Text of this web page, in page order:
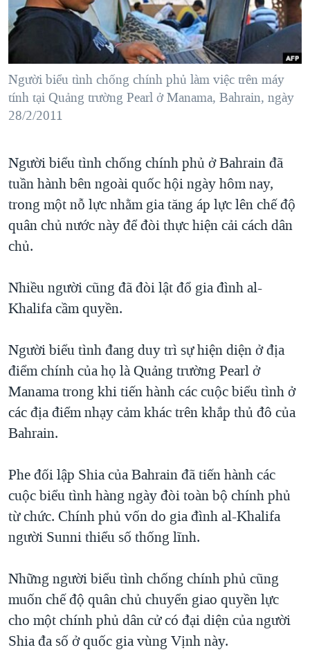
"Tìm"NGƯỜI VIỆT HẢI NGOẠI
KINH TẾ
SỨC KHOẺ
THỂ THAO
GIÁO DỤC
TẠI
HÀNH TRÌNH BẦU CỬ 2024
MỘT NĂM CHIẾN TRANH TẠI DẢI GAZA
GIẢI MÃ VÀNH ĐAI & CON ĐƯỜNG
NGÀY TỊ NẠN THẾ GIỚI
CHI PHÍ CHIẾN TRANH AFGHANISTAN
CÁC GIÁ TRỊ CỘNG HÒA Ở VIỆT NAM
THƯỢNG ĐỈNH TRUMP-KIM TẠI VIỆT NAM
TRỊNH VĨNH BÌNH VS. CHÍNH PHỦ VIỆT NAM
BÊN KIA QUỐC LỘ: TIẾNG VỌNG TỪ NÔNG THÔN MỸ
VIDEO
NGHE
MẠNG XÃ HỘI
Người biểu tình chống chính phủ làm việc trên máy
tính tại Quảng trường Pearl ở Manama, Bahrain, ngày
28/2/2011
Người biểu tình chống chính phủ ở Bahrain đã
tuần hành bên ngoài quốc hội ngày hôm nay,
trong một nỗ lực nhằm gia tăng áp lực lên chế độ
quân chủ nước này để đòi thực hiện cải cách dân
chủ.
Nhiều người cũng đã đòi lật đổ gia đình al-
Khalifa cầm quyền.
Người biểu tình đang duy trì sự hiện diện ở địa
điểm chính của họ là Quảng trường Pearl ở
Manama trong khi tiến hành các cuộc biểu tình ở
các địa điểm nhạy cảm khác trên khắp thủ đô của
Bahrain.
Phe đối lập Shia của Bahrain đã tiến hành các
cuộc biểu tình hàng ngày đòi toàn bộ chính phủ
từ chức. Chính phủ vốn do gia đình al-Khalifa
người Sunni thiểu số thống lĩnh.
Những người biểu tình chống chính phủ cũng
muốn chế độ quân chủ chuyển giao quyền lực
cho một chính phủ dân cử có đại diện của người
Shia đa số ở quốc gia vùng Vịnh này.